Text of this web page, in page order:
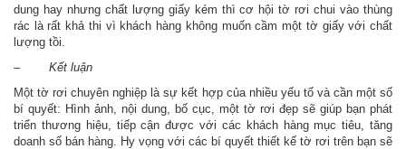
dung hay nhưng chất lượng giấy kém thì cơ hội tờ rơi chui vào thùng
rác là rất khả thi vì khách hàng không muốn cầm một tờ giấy với chất
lượng tồi.
– Kết luận
Một tờ rơi chuyên nghiệp là sự kết hợp của nhiều yếu tố và cần một số
bí quyết: Hình ảnh, nội dung, bố cục, một tờ rơi đẹp sẽ giúp bạn phát
triển thương hiệu, tiếp cận được với các khách hàng mục tiêu, tăng
doanh số bán hàng. Hy vọng với các bí quyết thiết kế tờ rơi trên bạn sẽ